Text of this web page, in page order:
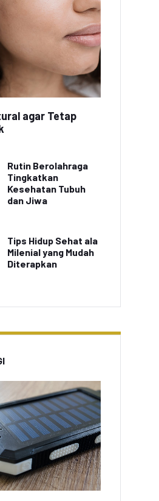
agar Tetap
Rutin Berolahraga
Tingkatkan
Kesehatan Tubuh
dan Jiwa
Tips Hidup Sehat ala
Milenial yang Mudah
Diterapkan